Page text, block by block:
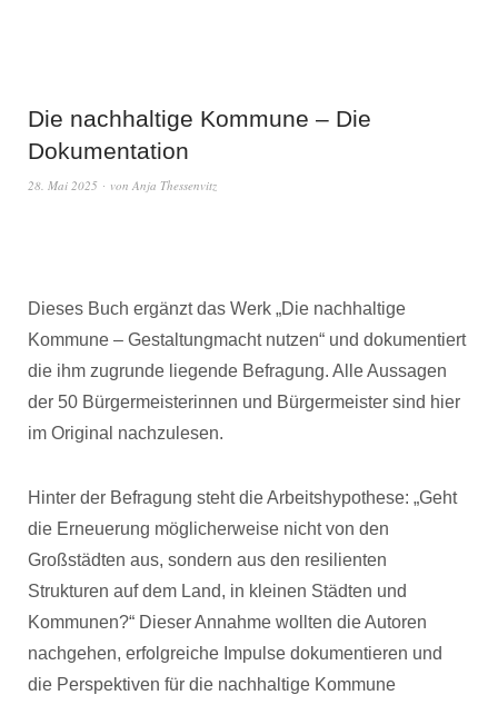
Die nachhaltige Kommune – Die
Dokumentation
28. Mai 2025 von Anja Thessenvitz
Dieses Buch ergänzt das Werk „Die nachhaltige
Kommune – Gestaltungmacht nutzen“ und dokumentiert
die ihm zugrunde liegende Befragung. Alle Aussagen
der 50 Bürgermeisterinnen und Bürgermeister sind hier
im Original nachzulesen.
Hinter der Befragung steht die Arbeitshypothese: „Geht
die Erneuerung möglicherweise nicht von den
Großstädten aus, sondern aus den resilienten
Strukturen auf dem Land, in kleinen Städten und
Kommunen?“ Dieser Annahme wollten die Autoren
nachgehen, erfolgreiche Impulse dokumentieren und
die Perspektiven für die nachhaltige Kommune